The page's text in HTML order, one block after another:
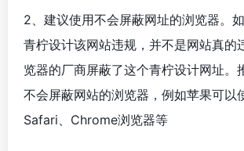
2、建议使用不会屏蔽网址的浏览器。
青柠设计该网站违规，并不是网站真的
览器的厂商屏蔽了这个青柠设计网址。
不会屏蔽网站的浏览器，例如苹果可以
Safari、Chrome浏览器等